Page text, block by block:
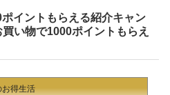
イントもらえる紹介キャン
い物で1000ポイントもらえ
お得生活